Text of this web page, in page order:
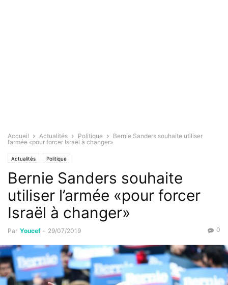
Accueil Actualités Politique
Bernie Sanders souhaite utiliser
l’armée «pour forcer Israël à changer»
Actualités Politique
Bernie Sanders souhaite
utiliser l’armée «pour forcer
Israël à changer»
Par Youcef - 29/07/2019 0